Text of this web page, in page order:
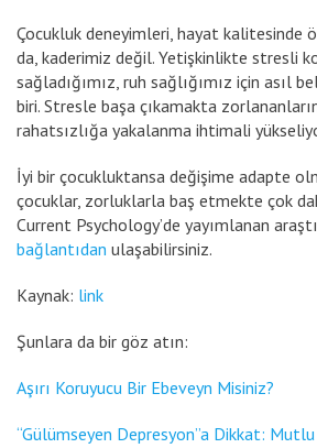
Çocukluk deneyimleri, hayat kalitesinde
da, kaderimiz değil. Yetişkinlikte stresli
sağladığımız, ruh sağlığımız için asıl
biri. Stresle başa çıkamakta
rahatsızlığa yakalanma ihtimali
İyi bir çocukluktansa değişime adapte
çocuklar, zorluklarla baş etmekte çok
Current Psychology’de yayımlanan
bağlantıdan ulaşabilirsiniz.
Kaynak: link
Şunlara da bir göz atın:
Aşırı Koruyucu Bir Ebeveyn Misiniz?
“Gülümseyen Depresyon”a Dikkat: